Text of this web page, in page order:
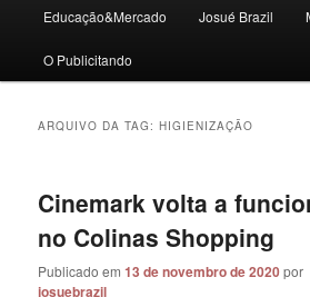
Educação&Mercado Josué Brazil
O Publicitando
ARQUIVO DA TAG:HIGIENIZAÇÃO
Cinemark volta a
no Colinas Shopping
Publicado em13 de novembro de 2020por
josuebrazil